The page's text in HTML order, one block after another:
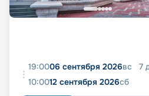
19:0006 сентября 2026вс 7
10:0012 сентября 2026сб